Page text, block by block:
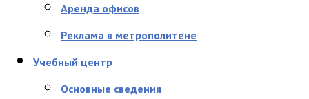
Аренда офисов
Реклама в метрополитене
Учебный центр
Основные сведения